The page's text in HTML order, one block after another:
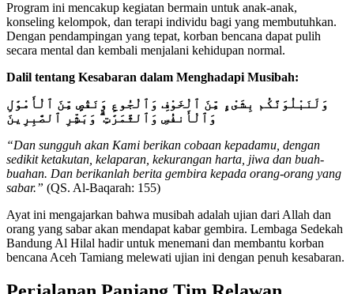
Program ini mencakup kegiatan bermain untuk anak-anak,
konseling kelompok, dan terapi individu bagi yang membutuhkan.
Dengan pendampingan yang tepat, korban bencana dapat pulih
secara mental dan kembali menjalani kehidupan normal.
Dalil tentang Kesabaran dalam Menghadapi Musibah:
وَلَنَبْلُوَنَّكُم بِشَىْءٍ مِّنَ ٱلْخَوْفِ وَٱلْجُوعِ وَنَقْصٍ مِّنَ ٱلْأَمْوَٰلِ
وَٱلْأَنفُسِ وَٱلثَّمَرَٰتِ ۗ وَبَشِّرِ ٱلصَّٰبِرِينَ
“Dan sungguh akan Kami berikan cobaan kepadamu, dengan
sedikit ketakutan, kelaparan, kekurangan harta, jiwa dan buah-
buahan. Dan berikanlah berita gembira kepada orang-orang yang
sabar.” (QS. Al-Baqarah: 155)
Ayat ini mengajarkan bahwa musibah adalah ujian dari Allah dan
orang yang sabar akan mendapat kabar gembira. Lembaga Sedekah
Bandung Al Hilal hadir untuk menemani dan membantu korban
bencana Aceh Tamiang melewati ujian ini dengan penuh kesabaran.